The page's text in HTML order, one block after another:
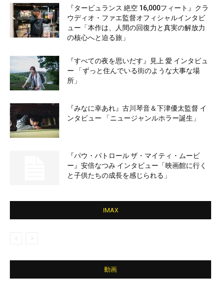
『タービュランス 絶空 16,000フィート』クラ
ウディオ・ファエ監督オフィシャルインタビ
ュー「本作は、人間の回復力と真実の解放力
の核心へと迫る旅」
『すべての夜を思いだす』見上 愛 インタビュ
ー 「ずっと住んでいる街のような大事な場
所」
『みなに幸あれ』古川琴音＆下津優太監督 イ
ンタビュー 「ニュージャンルホラー誕生」
『パウ・パトロール ザ・マイティ・ムービ
ー』安倍なつみ インタビュー「映画館に行く
と子供たちの成長を感じられる」
IMAX
動画